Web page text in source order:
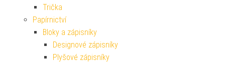
Trička
Papírnictví
Bloky a zápisníky
Designové zápisníky
Plyšové zápisníky